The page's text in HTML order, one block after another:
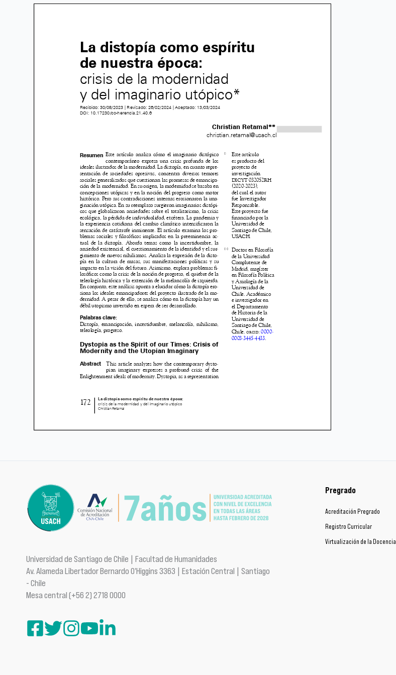
Universidad de Santiago de Chile | Facultad de Humanidades
Av. Alameda Libertador Bernardo O'Higgins 3363 | Estación Central | Santiago
- Chile
Mesa central (+56 2) 2718 0000
Pregrado
Acreditación Pregrado
Registro Curricular
Virtualización de la Docencia